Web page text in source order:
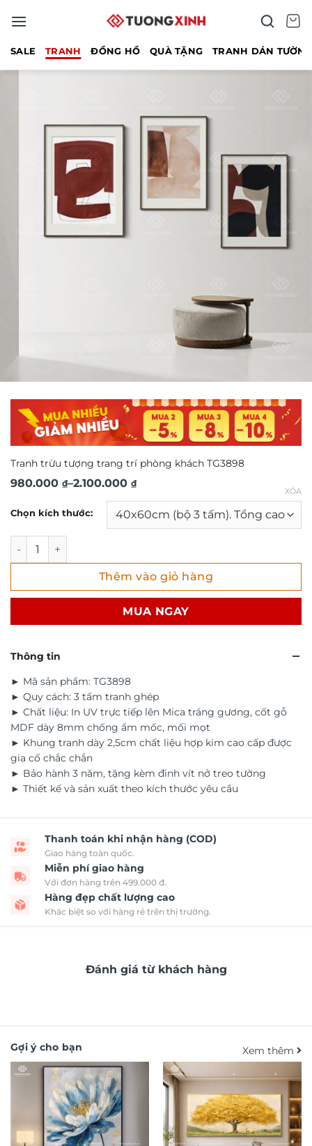
qua
SALE TRANH ĐỒNG HỒ QUÀ TẶNG TRANH DÁN
Tranh trừu tượng trang trí phòng khách TG3898
980.000 ₫–2.100.000 ₫
Khoảng
980.000 ₫
đến
2.100.000 ₫
Chọn kích thước:
XÓA
Tranh trừu tượng trang trí phòng khách TG3898 số lượng
Thêm vào giỏ hàng
MUA NGAY
Thông tin
► Mã sản phẩm: TG3898
► Quy cách: 3 tấm tranh ghép
► Chất liệu: In UV trực tiếp lên Mica tráng gương, cốt gỗ
MDF dày 8mm chống ẩm mốc, mối mọt
► Khung tranh dày 2,5cm chất liệu hợp kim cao cấp được
gia cố chắc chắn
► Bảo hành 3 năm, tặng kèm đinh vít nở treo tường
► Thiết kế và sản xuất theo kích thước yêu cầu
Thanh toán khi nhận hàng (COD)
Giao hàng toàn quốc.
Miễn phí giao hàng
Với đơn hàng trên 499.000 đ.
Hàng đẹp chất lượng cao
Khác biệt so với hàng rẻ trên thị trường.
Đánh giá từ khách hàng
Gợi ý cho bạn Xem thêm